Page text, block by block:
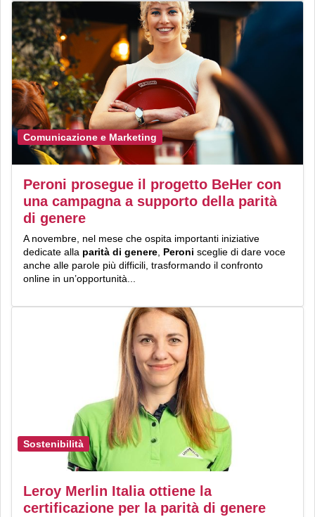
Comunicazione e Marketing
Peroni prosegue il progetto BeHer con
una campagna a supporto della parità
di genere
A novembre, nel mese che ospita importanti iniziative
dedicate alla parità di genere, Peroni sceglie di dare voce
anche alle parole più difficili, trasformando il confronto
online in un’opportunità...
Sostenibilità
Leroy Merlin Italia ottiene la
certificazione per la parità di genere